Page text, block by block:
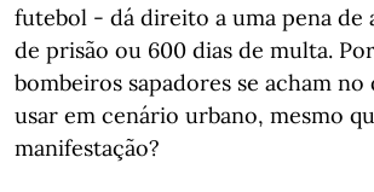
futebol - dá direito a uma pena de
de prisão ou 600 dias de multa.
bombeiros sapadores se acham
usar em cenário urbano, mesmo
manifestação?